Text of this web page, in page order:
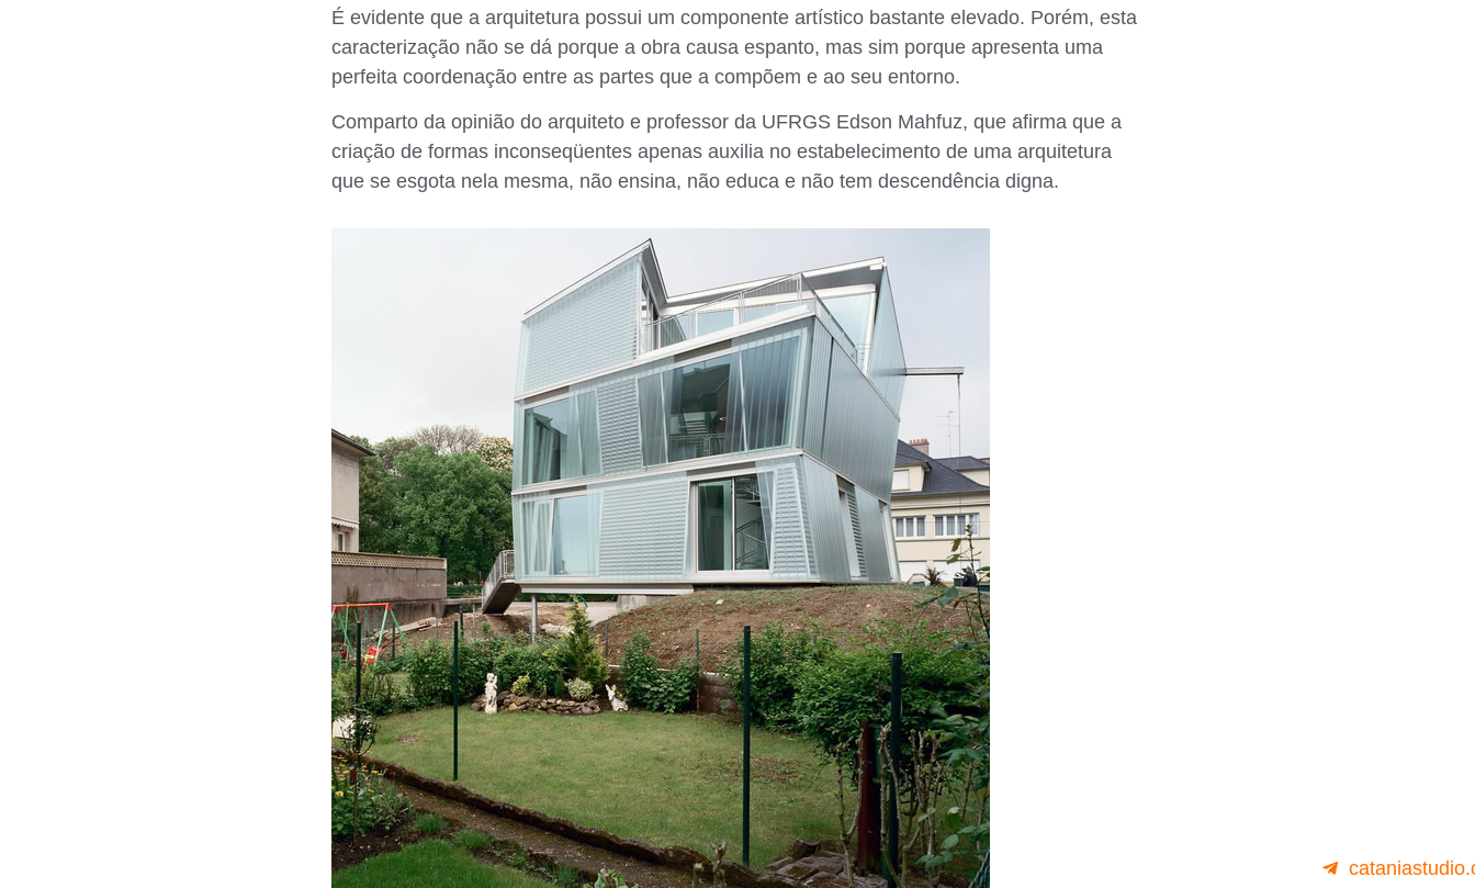
É evidente que a arquitetura possui um componente artístico bastante elevado. Porém, esta
caracterização não se dá porque a obra causa espanto, mas sim porque apresenta uma
perfeita coordenação entre as partes que a compõem e ao seu entorno.
Comparto da opinião do arquiteto e professor da UFRGS Edson Mahfuz, que afirma que a
criação de formas inconseqüentes apenas auxilia no estabelecimento de uma arquitetura
que se esgota nela mesma, não ensina, não educa e não tem descendência digna.